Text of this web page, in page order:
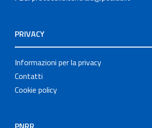
PRIVACY
Informazioni per la privacy
Contatti
Cookie policy